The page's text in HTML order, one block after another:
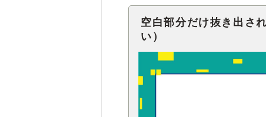
空白部分だけ抜き出さ
い）